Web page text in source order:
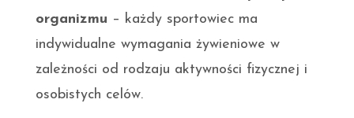
organizmu – każdy sportowiec ma
indywidualne wymagania żywieniowe w
zależności od rodzaju aktywności fizycznej i
osobistych celów.